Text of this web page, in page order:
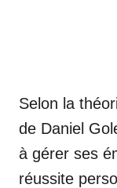
Selon la
de Daniel
à gérer ses
réussite